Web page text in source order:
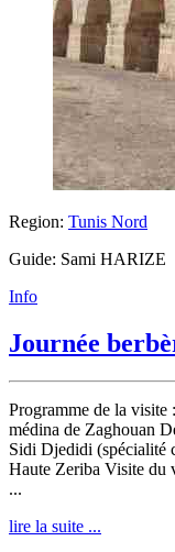
Region: Tunis Nord
Guide: Sami HARIZE
Info
Journée
Programme de la visite
médina de Zaghouan
Sidi Djedidi (spécialité
Haute Zeriba Visite du
...
lire la suite ...